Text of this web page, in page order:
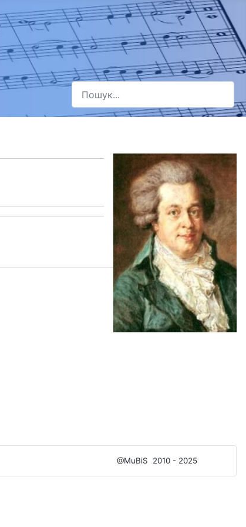
Пошук
Type 2 or more characters for results.
@MuBiS 2010 - 2025